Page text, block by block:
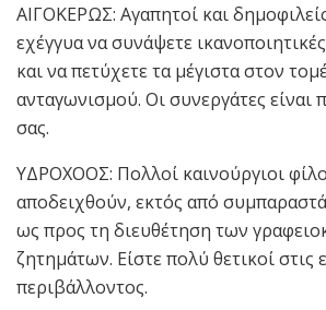
ΑΙΓΟΚΕΡΩΣ: Αγαπητοί και
εχέγγυα να συνάψετε
και να πετύχετε τα μέγιστα στον
ανταγωνισμού. Οι συνεργάτες είναι
σας.
ΥΔΡΟΧΟΟΣ: Πολλοί καινούργιοι
αποδειχθούν, εκτός από
ως προς τη διευθέτηση των
ζητημάτων. Είστε πολύ θετικοί στις
περιβάλλοντος.